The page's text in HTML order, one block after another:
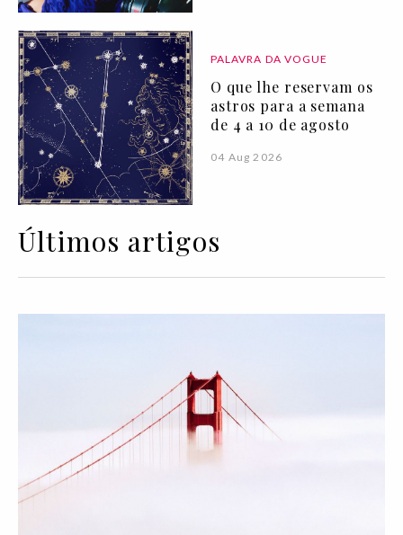
PALAVRA DA VOGUE
O que lhe reservam os
astros para a semana
de 4 a 10 de agosto
04 Aug 2026
Últimos artigos